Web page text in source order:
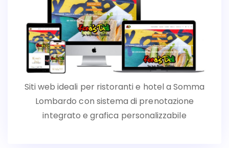
Siti web ideali per ristoranti e hotel a Somma
Lombardo con sistema di prenotazione
integrato e grafica personalizzabile